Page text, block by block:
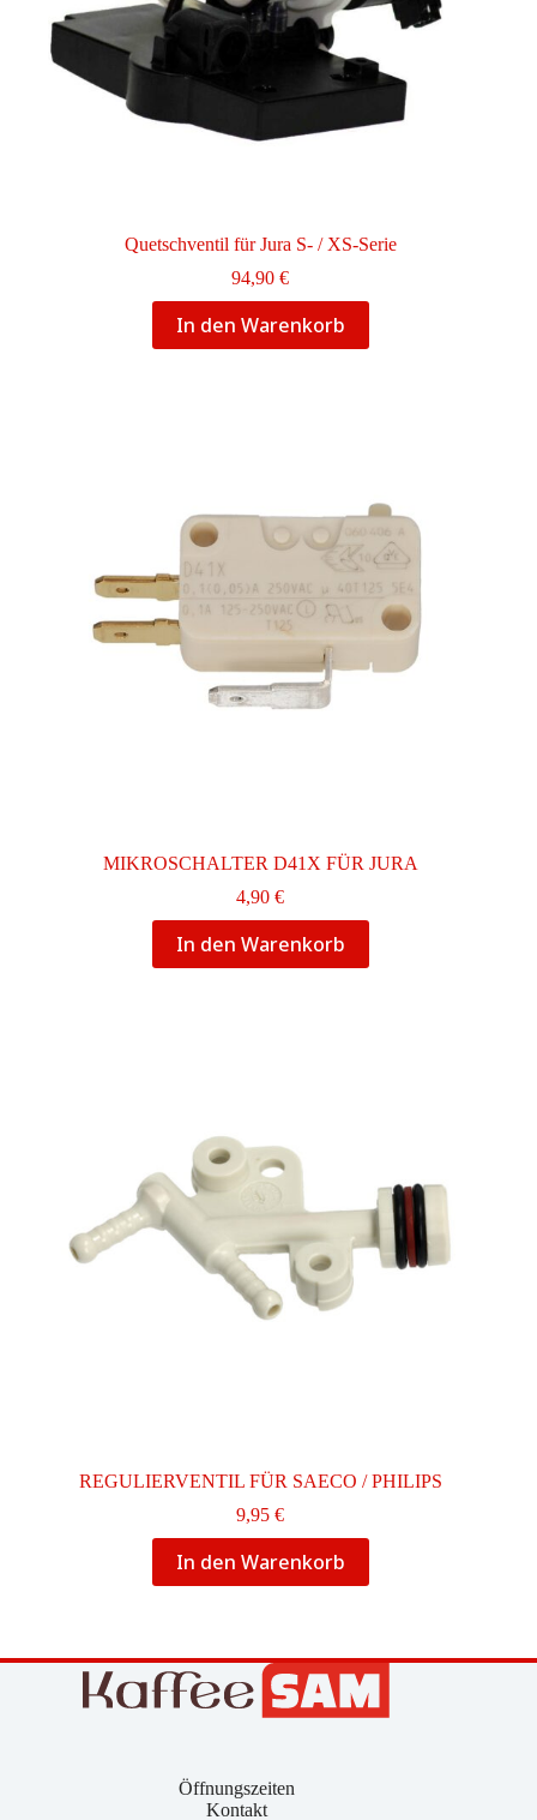
Quetschventil für Jura S- / XS-Serie
94,90€
In den Warenkorb
MIKROSCHALTER D41X FÜR JURA
4,90€
In den Warenkorb
REGULIERVENTIL FÜR SAECO / PHILIPS
9,95€
In den Warenkorb
Öffnungszeiten
Kontakt